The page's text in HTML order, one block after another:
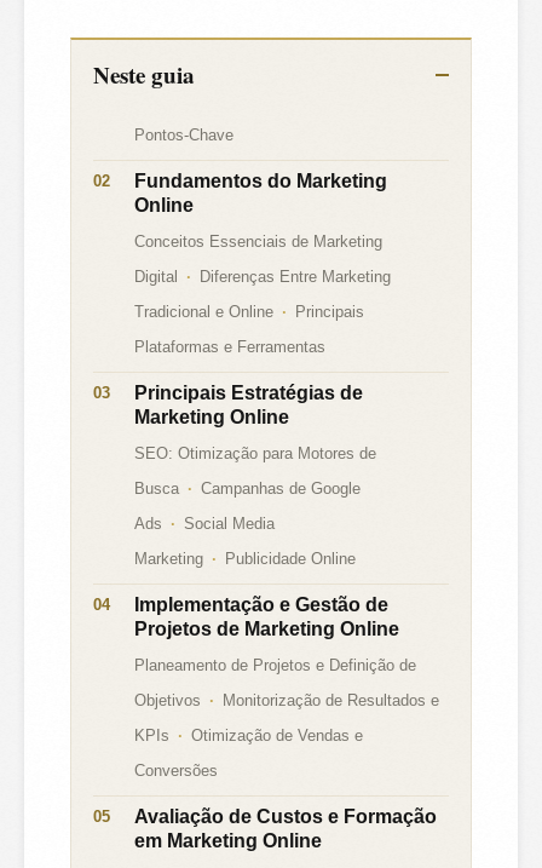
Neste guia
Pontos-Chave
Fundamentos do Marketing
Online
Conceitos Essenciais de Marketing
Digital
Diferenças Entre Marketing
Tradicional e Online
Principais
Plataformas e Ferramentas
Principais Estratégias de
Marketing Online
SEO: Otimização para Motores de
Busca
Campanhas de Google
Ads
Social Media
Marketing
Publicidade Online
Implementação e Gestão de
Projetos de Marketing Online
Planeamento de Projetos e Definição de
Objetivos
Monitorização de Resultados e
KPIs
Otimização de Vendas e
Conversões
Avaliação de Custos e Formação
em Marketing Online